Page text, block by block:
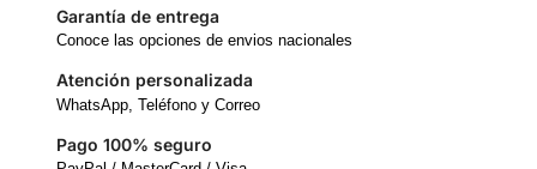
Garantía de entrega
Conoce las opciones de envios nacionales
Atención personalizada
WhatsApp, Teléfono y Correo
Pago 100% seguro